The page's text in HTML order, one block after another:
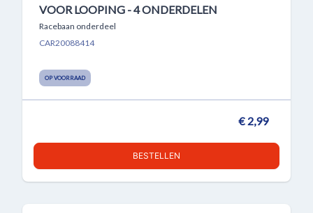
VOOR LOOPING - 4 ONDERDELEN
Racebaan onderdeel
CAR20088414
OP VOORRAAD
€ 2,99
BESTELLEN